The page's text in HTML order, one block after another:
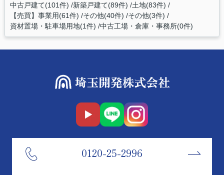
中古戸建て(101件) 新築戸建て(89件) 土地(83件)
【売買】事業用(61件) その他(40件) その他(3件)
資材置場・駐車場用地(1件) 中古工場・倉庫・事務所(0件)
0120-25-2996